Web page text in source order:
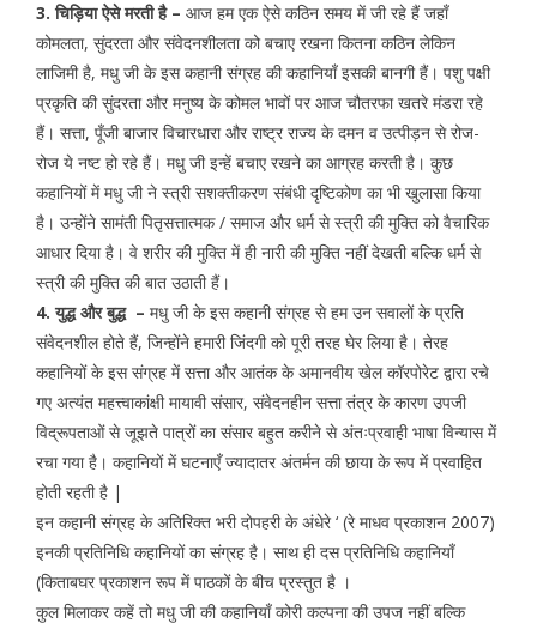
3. चिड़िया ऐसे मरती है – आज हम एक ऐसे कठिन समय में जी रहे हैं जहाँ
कोमलता, सुंदरता और संवेदनशीलता को बचाए रखना कितना कठिन लेकिन
लाजिमी है, मधु जी के इस कहानी संग्रह की कहानियाँ इसकी बानगी हैं। पशु पक्षी
प्रकृति की सुंदरता और मनुष्य के कोमल भावों पर आज चौतरफा खतरे मंडरा रहे
हैं। सत्ता, पूँजी बाजार विचारधारा और राष्ट्र राज्य के दमन व उत्पीड़न से रोज-
रोज ये नष्ट हो रहे हैं। मधु जी इन्हें बचाए रखने का आग्रह करती है। कुछ
कहानियों में मधु जी ने स्त्री सशक्तीकरण संबंधी दृष्टिकोण का भी खुलासा किया
है। उन्होंने सामंती पितृसत्तात्मक / समाज और धर्म से स्त्री की मुक्ति को वैचारिक
आधार दिया है। वे शरीर की मुक्ति में ही नारी की मुक्ति नहीं देखती बल्कि धर्म से
स्त्री की मुक्ति की बात उठाती हैं।
4. युद्ध और बुद्ध – मधु जी के इस कहानी संग्रह से हम उन सवालों के प्रति
संवेदनशील होते हैं, जिन्होंने हमारी जिंदगी को पूरी तरह घेर लिया है। तेरह
कहानियों के इस संग्रह में सत्ता और आतंक के अमानवीय खेल कॉरपोरेट द्वारा रचे
गए अत्यंत महत्त्वाकांक्षी मायावी संसार, संवेदनहीन सत्ता तंत्र के कारण उपजी
विद्रूपताओं से जूझते पात्रों का संसार बहुत करीने से अंतःप्रवाही भाषा विन्यास में
रचा गया है। कहानियों में घटनाएँ ज्यादातर अंतर्मन की छाया के रूप में प्रवाहित
होती रहती है |
इन कहानी संग्रह के अतिरिक्त भरी दोपहरी के अंधेरे ‘ (रे माधव प्रकाशन 2007)
इनकी प्रतिनिधि कहानियों का संग्रह है। साथ ही दस प्रतिनिधि कहानियाँ
(किताबघर प्रकाशन रूप में पाठकों के बीच प्रस्तुत है ।
कुल मिलाकर कहें तो मधु जी की कहानियाँ कोरी कल्पना की उपज नहीं बल्कि